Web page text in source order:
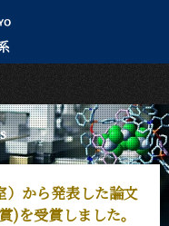
）から発表した論文
)を受賞しました。
English